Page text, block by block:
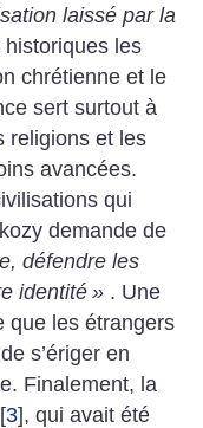
laissé par la
les
chrétienne et le
sert surtout à
religions et les
avancées.
qui
demande de
défendre les
identité » . Une
que les étrangers
s’ériger en
Finalement, la
[3], qui avait été